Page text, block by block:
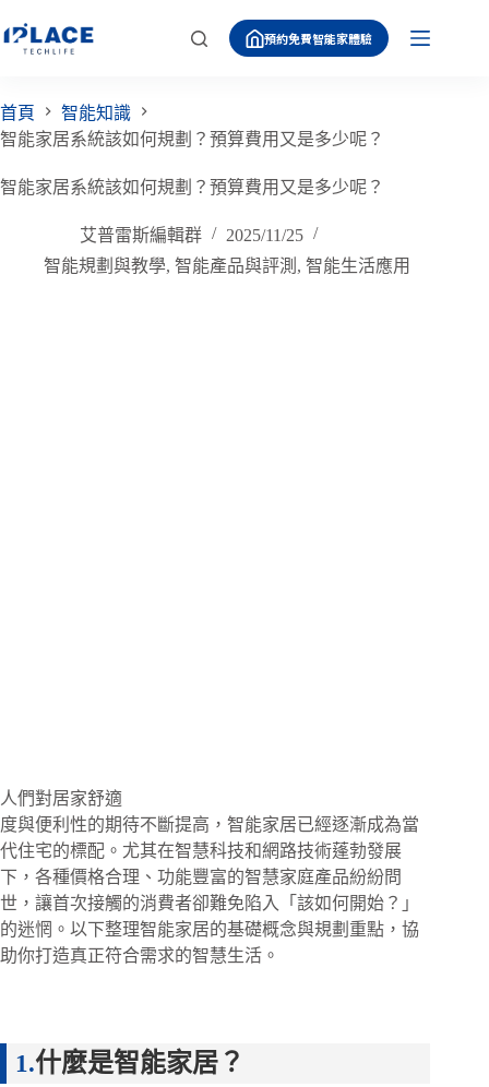
至
內
容
預約免費智能家體驗
首頁
智能知識
智能家居系統該如何規劃？預算費用又是多少呢？
智能家居系統該如何規劃？預算費用又是多少呢？
艾普雷斯編輯群
2025/11/25
智能規劃與教學, 智能產品與評測 , 智能生活應用
人們對居家舒適
度與便利性的期待不斷提高，智能家居已經逐漸成為當
代住宅的標配。尤其在智慧科技和網路技術蓬勃發展
下，各種價格合理、功能豐富的智慧家庭產品紛紛問
世，讓首次接觸的消費者卻難免陷入「該如何開始？」
的迷惘。以下整理智能家居的基礎概念與規劃重點，協
助你打造真正符合需求的智慧生活。
什麼是智能家居？